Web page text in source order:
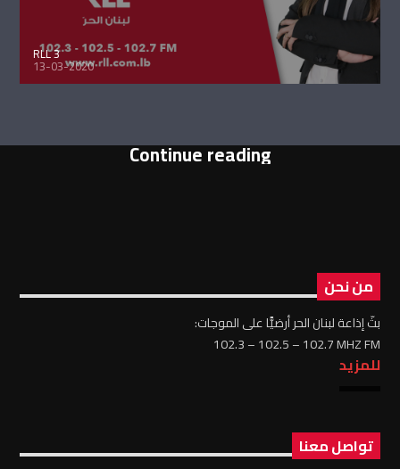
RLL 3
13-03-2020
Continue reading
من نحن
بثّ إذاعة لبنان الحر أرضيًّا على الموجات:
102.3 – 102.5 – 102.7 MHZ FM
للمزيد
تواصل معنا